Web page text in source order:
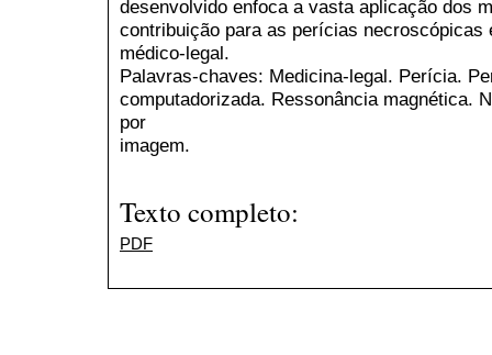
desenvolvido enfoca a vasta aplicação dos
contribuição para as perícias
médico-legal.
Palavras-chaves: Medicina-legal. Perícia.
computadorizada. Ressonância magnética.
por
imagem.
Texto completo:
PDF